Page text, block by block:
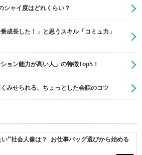
シャイ度はどれくらい？
成長した！」と思うスキル「コミュ力」
ョン能力が高い人」の特徴Top5！
みせられる、ちょっとした会話のコツ
”社会人像は？ お仕事バッグ選びから始める